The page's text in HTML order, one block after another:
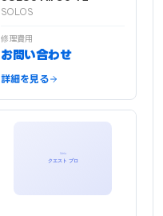
SOLOS
修理費用
お問い合わせ
詳細を見る